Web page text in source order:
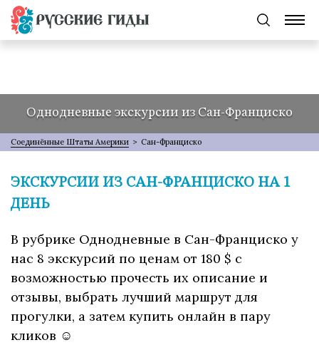
Однодневные экскурсии из Сан-Франциско
Соединённые Штаты Америки > Сан-Франциско
ЭКСКУРСИИ ИЗ САН-ФРАНЦИСКО НА 1
ДЕНЬ
В рубрике Однодневные в Сан-Франциско у
нас 8 экскурсий по ценам от 180 $ с
возможностью прочесть их описание и
отзывы, выбрать лучший маршрут для
прогулки, а затем купить онлайн в пару
кликов ☺